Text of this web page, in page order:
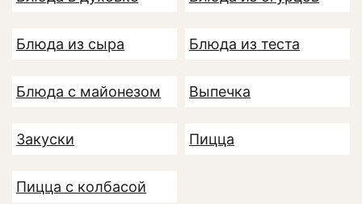
Блюда из сыра Блюда из теста
Блюда с майонезом Выпечка
Закуски Пицца
Пицца с колбасой